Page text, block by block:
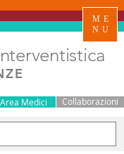
Collaborazioni
Area Medici
ME
NU